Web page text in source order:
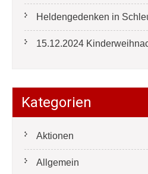
Heldengedenken in
15.12.2024
Kategorien
Aktionen
Allgemein